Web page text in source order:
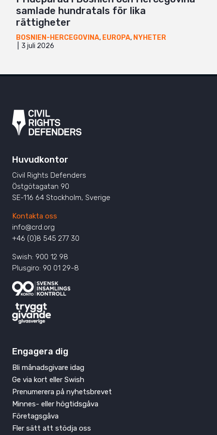
samlade hundratals för lika
rättigheter
BOSNIEN-HERCEGOVINA, EUROPA, NYHETER
3 juli 2026
Huvudkontor
Civil Rights Defenders
Östgötagatan 90
SE-116 64 Stockholm, Sverige
Kontakta oss
info@crd.org
+46 (0)8 545 277 30
Swish: 900 12 98
Plusgiro: 90 01 29-8
Engagera dig
Bli månadsgivare idag
Ge via kort eller Swish
Prenumerera på nyhetsbrevet
Minnes- eller högtidsgåva
Företagsgåva
Fler sätt att stödja oss